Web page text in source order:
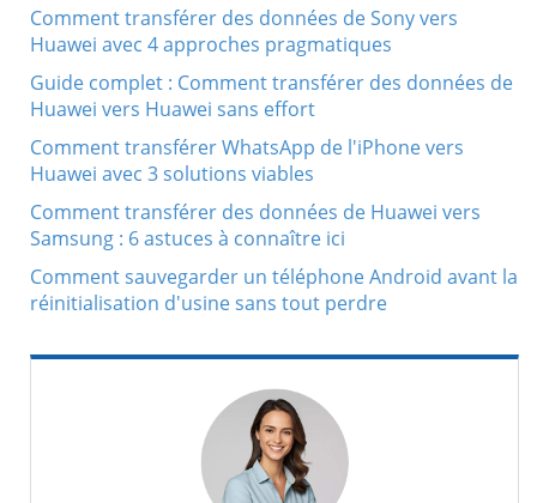
Comment transférer des données de Sony vers
Huawei avec 4 approches pragmatiques
Guide complet : Comment transférer des données de
Huawei vers Huawei sans effort
Comment transférer WhatsApp de l'iPhone vers
Huawei avec 3 solutions viables
Comment transférer des données de Huawei vers
Samsung : 6 astuces à connaître ici
Comment sauvegarder un téléphone Android avant la
réinitialisation d'usine sans tout perdre